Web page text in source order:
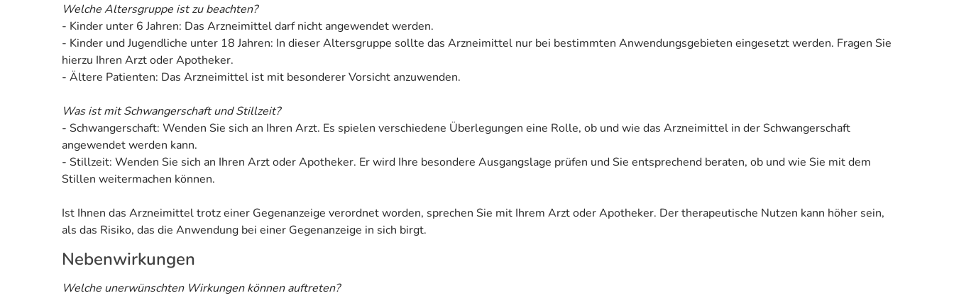
Welche Altersgruppe ist zu beachten?
- Kinder unter 6 Jahren: Das Arzneimittel darf nicht angewendet werden.
- Kinder und Jugendliche unter 18 Jahren: In dieser Altersgruppe sollte das Arzneimittel nur bei bestimmten Anwendungsgebieten eingesetzt werden. Fragen Sie
hierzu Ihren Arzt oder Apotheker.
- Ältere Patienten: Das Arzneimittel ist mit besonderer Vorsicht anzuwenden.
Was ist mit Schwangerschaft und Stillzeit?
- Schwangerschaft: Wenden Sie sich an Ihren Arzt. Es spielen verschiedene Überlegungen eine Rolle, ob und wie das Arzneimittel in der Schwangerschaft
angewendet werden kann.
- Stillzeit: Wenden Sie sich an Ihren Arzt oder Apotheker. Er wird Ihre besondere Ausgangslage prüfen und Sie entsprechend beraten, ob und wie Sie mit dem
Stillen weitermachen können.
Ist Ihnen das Arzneimittel trotz einer Gegenanzeige verordnet worden, sprechen Sie mit Ihrem Arzt oder Apotheker. Der therapeutische Nutzen kann höher sein,
als das Risiko, das die Anwendung bei einer Gegenanzeige in sich birgt.
Nebenwirkungen
Welche unerwünschten Wirkungen können auftreten?